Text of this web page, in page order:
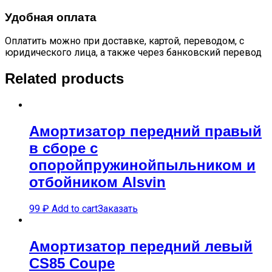
Удобная оплата
Оплатить можно при доставке, картой, переводом, с
юридического лица, а также через банковский перевод
Related products
Амортизатор передний правый
в сборе с
опоройпружинойпыльником и
отбойником Alsvin
99 ₽ Add to cartЗаказать
Амортизатор передний левый
CS85 Coupe